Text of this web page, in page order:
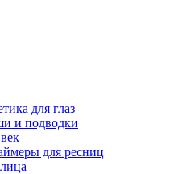
для глаз
и подводки
для ресниц